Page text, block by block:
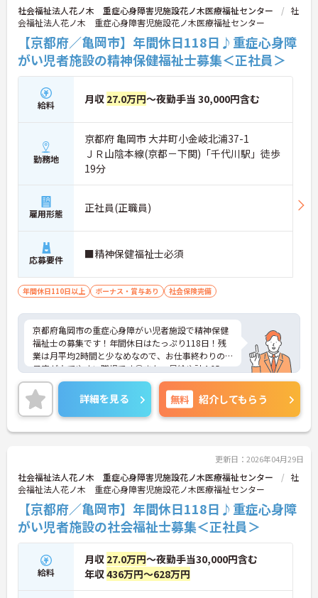
社会福祉法人花ノ木 重症心身障害児施設花ノ木医療福祉センター
社
会福祉法人花ノ木 重症心身障害児施設花ノ木医療福祉センター
【京都府／亀岡市】年間休日118日♪重症心身障
がい児者施設の精神保健福祉士募集＜正社員＞
給料 月収 27.0万円～夜勤手当 30,000円含む
勤務地
京都府 亀岡市 大井町小金岐北浦37-1
ＪＲ山陰本線(京都－下関)「千代川駅」徒歩
19分
雇用形態 正社員(正職員)
応募要件 ■精神保健福祉士必須
年間休日110日以上 ボーナス・賞与あり 社会保険完備
京都府亀岡市の重症心身障がい児者施設で精神保健
福祉士の募集です！年間休日はたっぷり118日！残
業は月平均2時間と少なめなので、お仕事終わりの
予定が立てやすい職場です◎また、昇給や計4.65ヵ
月分の賞与実績ありで待遇面もばっちり！あなたの
頑張りがしっかり評価されます♪ご興味のある方は
面接ポイントをお伝えしますので、お気軽にご連絡
ください！
詳細を見る 無料 紹介してもらう
更新日：2026年04月29日
社会福祉法人花ノ木 重症心身障害児施設花ノ木医療福祉センター
社
会福祉法人花ノ木 重症心身障害児施設花ノ木医療福祉センター
【京都府／亀岡市】年間休日118日♪重症心身障
がい児者施設の社会福祉士募集＜正社員＞
給料
月収 27.0万円～夜勤手当30,000円含む
年収436万円～628万円